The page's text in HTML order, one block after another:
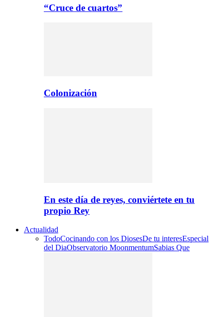
“Cruce de cuartos”
Colonización
En este día de reyes, conviértete en tu
propio Rey
Actualidad
TodoCocinando con los DiosesDe tu interesEspecial
del DiaObservatorio MoonmentumSabias Que